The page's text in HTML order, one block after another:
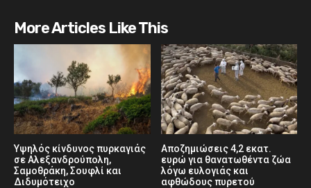
More Articles Like This
Υψηλός κίνδυνος πυρκαγιάς
σε Αλεξανδρούπολη,
Σαμοθράκη, Σουφλί και
Διδυμότειχο
Αποζημιώσεις 4,2 εκατ.
ευρώ για θανατωθέντα ζώα
λόγω ευλογιάς και
αφθώδους πυρετού